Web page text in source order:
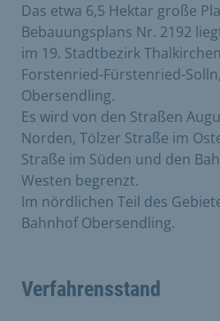
Das etwa 6,5 Hektar große
Bebauungsplans Nr. 2192
im 19. Stadtbezirk
Forstenried-Fürstenried-
Obersendling.
Es wird von den Straßen
Norden, Tölzer Straße im
Straße im Süden und den
Westen begrenzt.
Im nördlichen Teil des
Bahnhof Obersendling.
Verfahrensstand